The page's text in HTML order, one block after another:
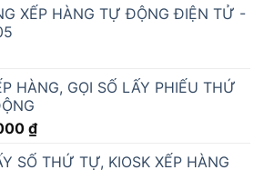
XẾP HÀNG TỰ ĐỘNG ĐIỆN TỬ -
HÀNG, GỌI SỐ LẤY PHIẾU THỨ
₫
SỐ THỨ TỰ, KIOSK XẾP HÀNG